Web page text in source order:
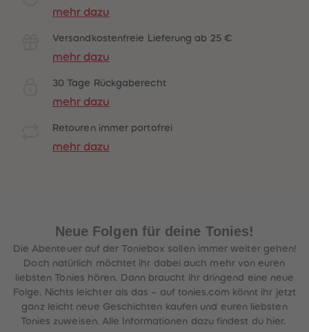
mehr dazu
Versandkostenfreie Lieferung ab 25 €
mehr dazu
30 Tage Rückgaberecht
mehr dazu
Retouren immer portofrei
mehr dazu
Neue Folgen für deine Tonies!
Die Abenteuer auf der Toniebox sollen immer weiter gehen!
Doch natürlich möchtet ihr dabei auch mehr von euren
liebsten Tonies hören. Dann braucht ihr dringend eine neue
Folge. Nichts leichter als das – auf tonies.com könnt ihr jetzt
ganz leicht neue Geschichten kaufen und euren liebsten
Tonies zuweisen. Alle Informationen dazu findest du hier.